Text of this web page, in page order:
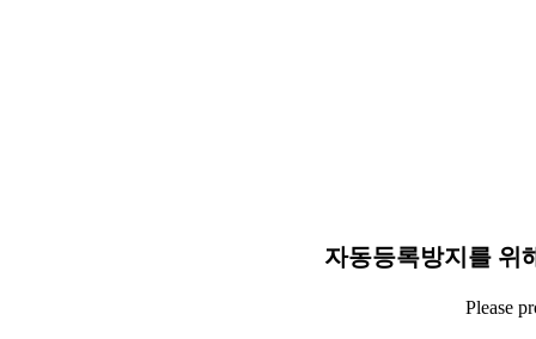
자동등록방지를 위
Please